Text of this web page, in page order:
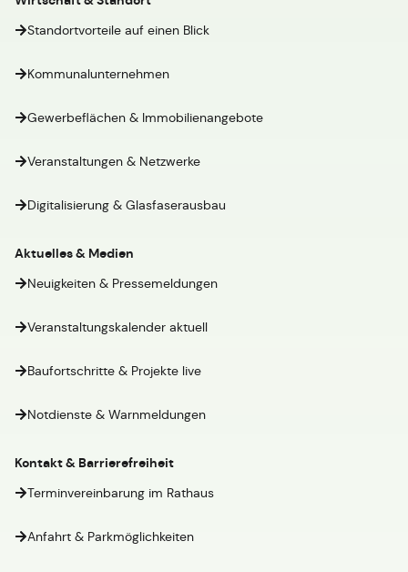
Standortvorteile auf einen Blick
Kommunalunternehmen
Gewerbeflächen & Immobilienangebote
Veranstaltungen & Netzwerke
Digitalisierung & Glasfaserausbau
Aktuelles & Medien
Neuigkeiten & Pressemeldungen
Veranstaltungskalender aktuell
Baufortschritte & Projekte live
Notdienste & Warnmeldungen
Kontakt & Barrierefreiheit
Terminvereinbarung im Rathaus
Anfahrt & Parkmöglichkeiten